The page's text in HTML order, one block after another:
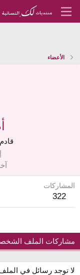
الأعضاء
المشاركات
322
مشاركات الملف
لا توجد رسائل في